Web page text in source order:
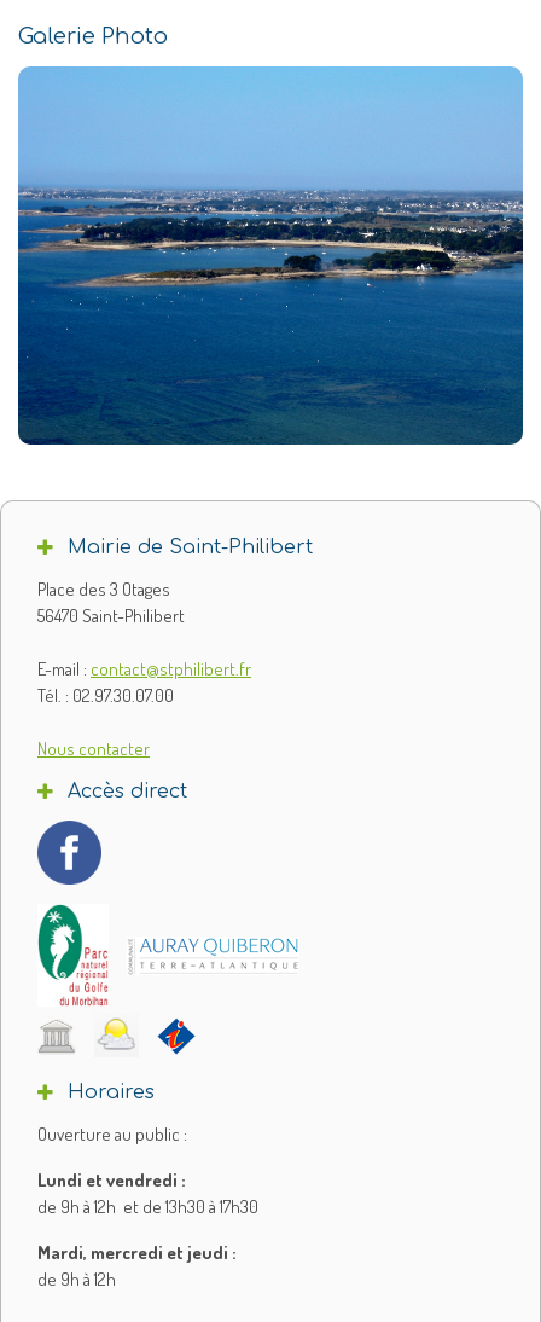
Galerie Photo
Mairie de Saint-Philibert
Place des 3 Otages
56470 Saint-Philibert
E-mail : contact@stphilibert.fr
Tél. : 02.97.30.07.00
Nous contacter
Accès direct
Horaires
Ouverture au public :
Lundi et vendredi :
de 9h à 12h et de 13h30 à 17h30
Mardi, mercredi et jeudi :
de 9h à 12h